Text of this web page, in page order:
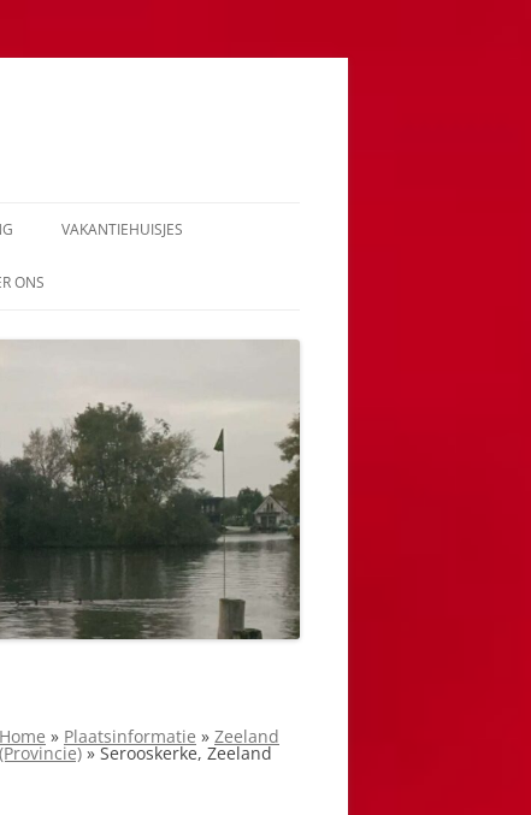
VAKANTIEHUISJES
ONS
Home » Plaatsinformatie » Zeeland
(Provincie) » Serooskerke, Zeeland